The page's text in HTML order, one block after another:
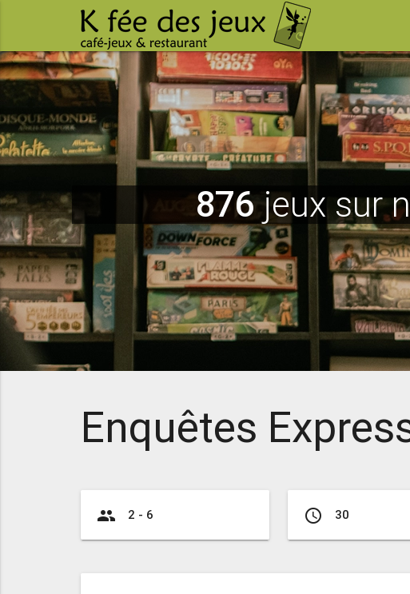
876jeux sur
Enquêtes
group 2 - 6 access_time 30